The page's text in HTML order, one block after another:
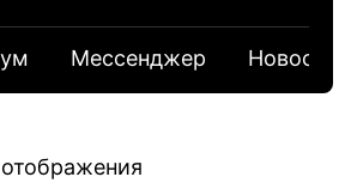
Мессенджер Новости